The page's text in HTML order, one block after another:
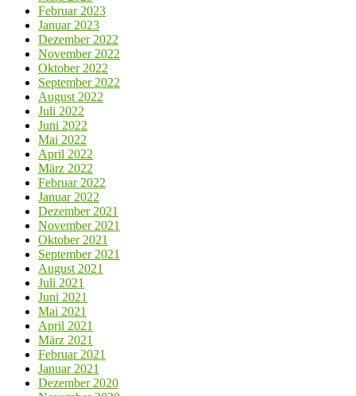
Februar 2023
Januar 2023
Dezember 2022
November 2022
Oktober 2022
September 2022
August 2022
Juli 2022
Juni 2022
Mai 2022
April 2022
März 2022
Februar 2022
Januar 2022
Dezember 2021
November 2021
Oktober 2021
September 2021
August 2021
Juli 2021
Juni 2021
Mai 2021
April 2021
März 2021
Februar 2021
Januar 2021
Dezember 2020